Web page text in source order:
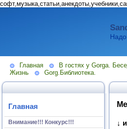
Надо
Главная В гостях у Gorga.
Жизнь
Gorg.Библиотека.
Главная
Внимание!!! Конкурс!!!
↓